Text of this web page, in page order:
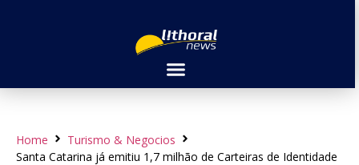
Home
Turismo & Negocios
Santa Catarina já emitiu 1,7 milhão de Carteiras de Identidade